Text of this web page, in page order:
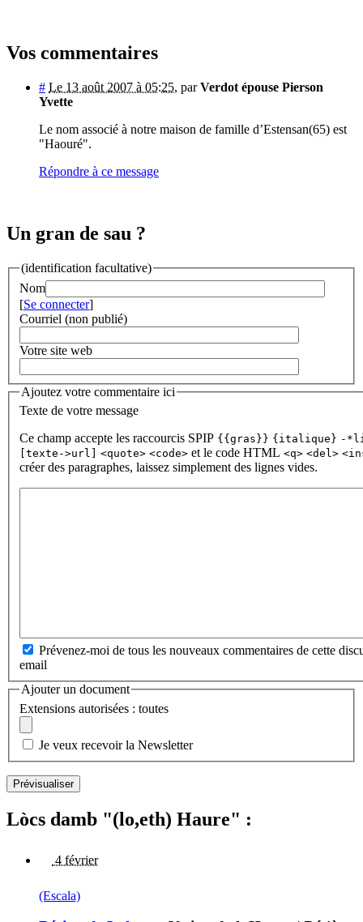
Vos commentaires
# Le 13 août 2007 à 05:25, parVerdot épouse Pierson
Yvette
Le nom associé à notre maison de famille d’Estensan(65) est
"Haouré".
Répondre à ce message
Un gran de sau ?
(identification facultative)
Nom
[Se connecter]
Courriel (non publié)
Votre site web
Ajoutez votre commentaire ici
Texte de votre message
Ce champ accepte les raccourcis SPIP {{gras}} {italique} -
[texte->url]
<quote> <code> et le code HTML <q> <del>
créer des paragraphes, laissez simplement des lignes vides.
Prévenez-moi de tous les nouveaux commentaires de cette
email
Ajouter un document
Extensions autorisées : toutes
Je veux recevoir la Newsletter
Lòcs damb "(lo,eth) Haure" :
4 février
(Escala)